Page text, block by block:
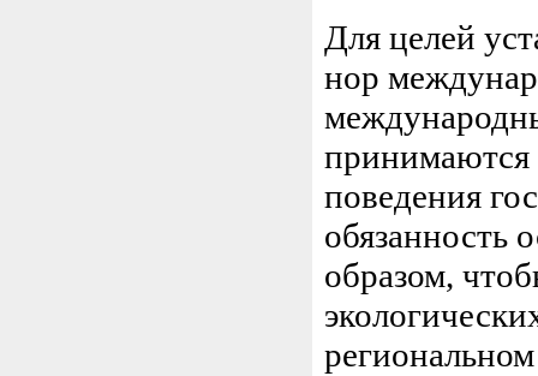
Для целей
нор
принимаются
поведения
обязанность
образом,